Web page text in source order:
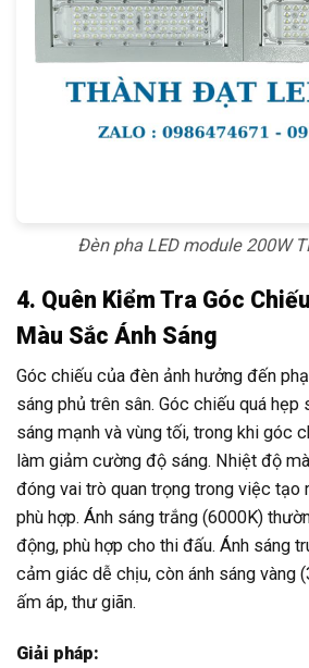
Đèn pha LED module 200W
4. Quên Kiểm Tra Góc
Màu Sắc Ánh Sáng
Góc chiếu của đèn ảnh hưởng đến
sáng phủ trên sân. Góc chiếu quá
sáng mạnh và vùng tối, trong khi góc
làm giảm cường độ sáng. Nhiệt độ
đóng vai trò quan trọng trong việc tạo
phù hợp. Ánh sáng trắng (6000K)
động, phù hợp cho thi đấu. Ánh sáng
cảm giác dễ chịu, còn ánh sáng vàng
ấm áp, thư giãn.
Giải pháp: